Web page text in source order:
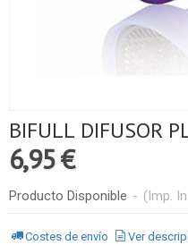
BIFULL DIFUSOR
6,95 €
Producto Disponible - (Imp.
Costes de envío Ver